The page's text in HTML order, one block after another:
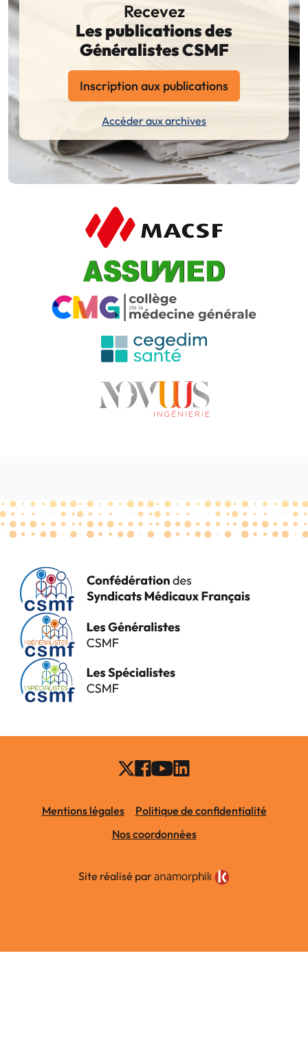
Recevez
Les publications des
Généralistes CSMF
Inscription aux publications
Accéder aux archives
Mentions légales
Politique de confidentialité
Nos coordonnées
Site réalisé par